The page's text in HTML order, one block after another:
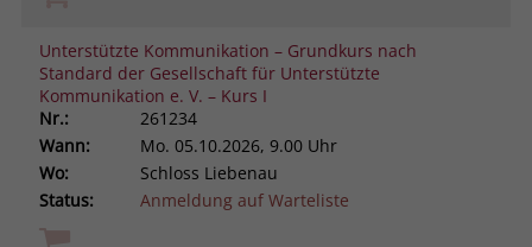
Unterstützte Kommunikation – Grundkurs nach
Standard der Gesellschaft für Unterstützte
Kommunikation e. V. – Kurs I
Nr.:
261234
Wann:
Mo. 05.10.2026, 9.00 Uhr
Wo:
Schloss Liebenau
Status:
Anmeldung auf Warteliste